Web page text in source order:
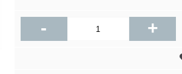
- +